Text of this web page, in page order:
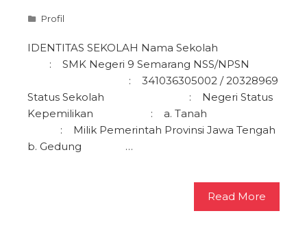
Profil
IDENTITAS SEKOLAH Nama Sekolah
: SMK Negeri 9 Semarang NSS/NPSN
: 341036305002 / 20328969
Status Sekolah : Negeri Status
Kepemilikan : a. Tanah
: Milik Pemerintah Provinsi Jawa Tengah
b. Gedung …
Read More